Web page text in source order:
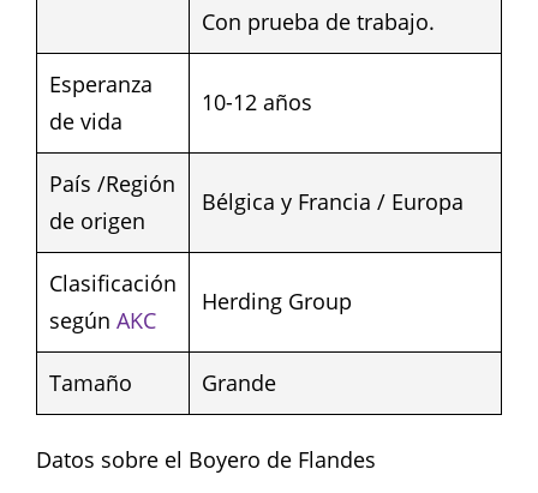
Con prueba de trabajo.
Esperanza
de vida
10-12 años
País /Región
de origen
Bélgica y Francia / Europa
Clasificación
según AKC
Herding Group
Tamaño Grande
Datos sobre el Boyero de Flandes